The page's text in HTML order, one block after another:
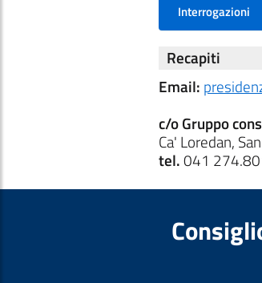
Interrogazioni
Recapiti
Email:
c/o Gruppo
Ca' Loredan,
tel.041